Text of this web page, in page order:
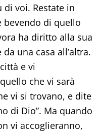
voi. Restate in
bevendo di quello
ha diritto alla sua
una casa all’altra.
e vi
che vi sarà
vi si trovano, e dite
di Dio”. Ma quando
vi accoglieranno,